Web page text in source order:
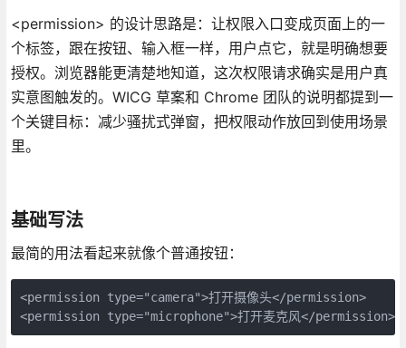
<permission> 的设计思路是：让权限入口变成页面上的一
个标签，跟在按钮、输入框一样，用户点它，就是明确想要
授权。浏览器能更清楚地知道，这次权限请求确实是用户真
实意图触发的。WICG 草案和 Chrome 团队的说明都提到一
个关键目标：减少骚扰式弹窗，把权限动作放回到使用场景
里。
基础写法
最简的用法看起来就像个普通按钮：
<permission type="camera">打开摄像头</permission>
<permission type="microphone">打开麦克风</permission>